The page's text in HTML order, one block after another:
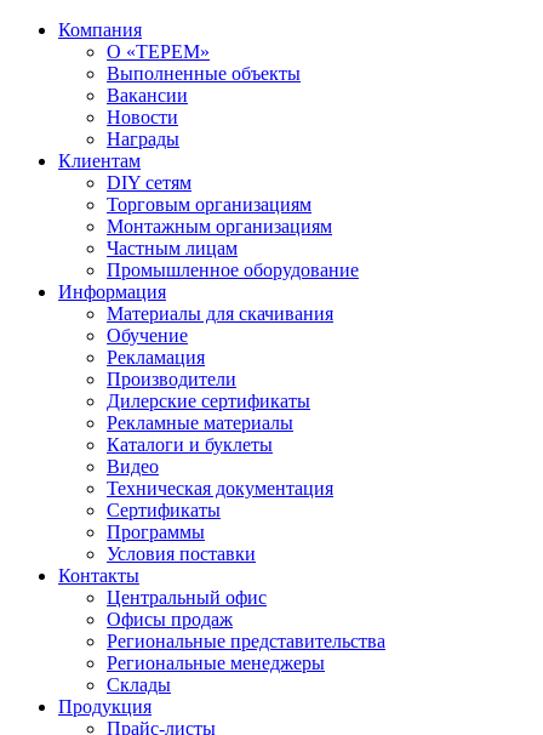
Компания
О «ТЕРЕМ»
Выполненные объекты
Вакансии
Новости
Награды
Клиентам
DIY сетям
Торговым организациям
Монтажным организациям
Частным лицам
Промышленное оборудование
Информация
Материалы для скачивания
Обучение
Рекламация
Производители
Дилерские сертификаты
Рекламные материалы
Каталоги и буклеты
Видео
Техническая документация
Сертификаты
Программы
Условия поставки
Контакты
Центральный офис
Офисы продаж
Региональные представительства
Региональные менеджеры
Склады
Продукция
Прайс-листы